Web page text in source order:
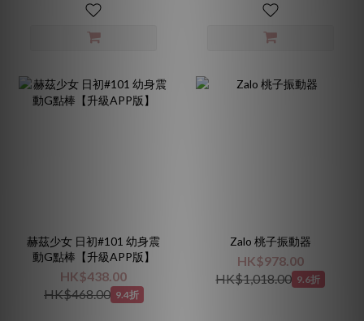
赫茲少女 日初#101 幼身震
動G點棒【升級APP版】
HK$438.00
HK$468.00 9.4折
Zalo 桃子振動器
HK$978.00
HK$1,018.00 9.6折